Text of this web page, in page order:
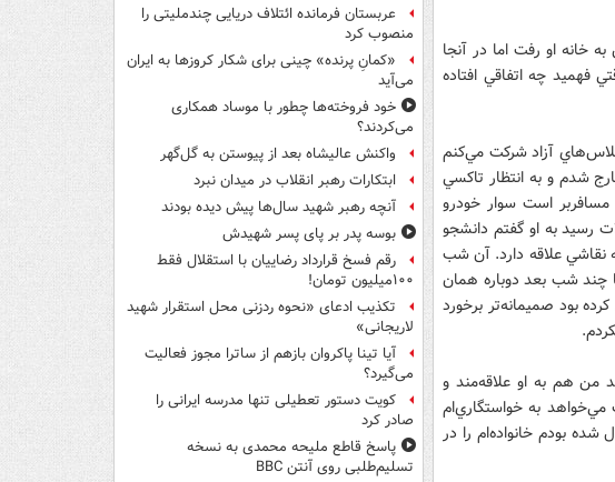
خانه او رفت اما در آنجا
فهميد چه اتفاقي افتاده
آزاد شركت مي‌كنم
شدم و به انتظار تاكسي
مسافربر است سوار خودرو
رسيد به او گفتم دانشجو
نقاشي علاقه دارد. آن شب
چند شب بعد دوباره همان
بود صميمانه‌تر برخورد
من هم به او علاقه‌مند و
به خواستگاري‌ام
بودم خانواده‌ام را در
عربستان فرمانده ائتلاف دریایی چندملیتی را
منصوب کرد
«کمانِ پرنده» چینی برای شکار کروزها به ایران
می‌آید
خود فروخته‌ها چطور با موساد همکاری
می‌کردند؟
واکنش عالیشاه بعد از پیوستن به گل‌گهر
ابتکارات رهبر انقلاب در میدان نبرد
آنچه رهبر شهید سال‌ها پیش دیده بودند
بوسه‌ پدر بر پای پسر شهیدش
رقم فسخ قرارداد رضاییان با استقلال فقط
۱۰۰میلیون تومان!
تکذیب ادعای «نحوه ردزنی محل استقرار شهید
لاریجانی»
آیا تینا پاکروان بازهم از ساترا مجوز فعالیت
می‌گیرد؟
کویت دستور تعطیلی تنها مدرسه ایرانی را
صادر کرد
پاسخ قاطع ملیحه محمدی به نسخه
تسلیم‌طلبی روی آنتن BBC